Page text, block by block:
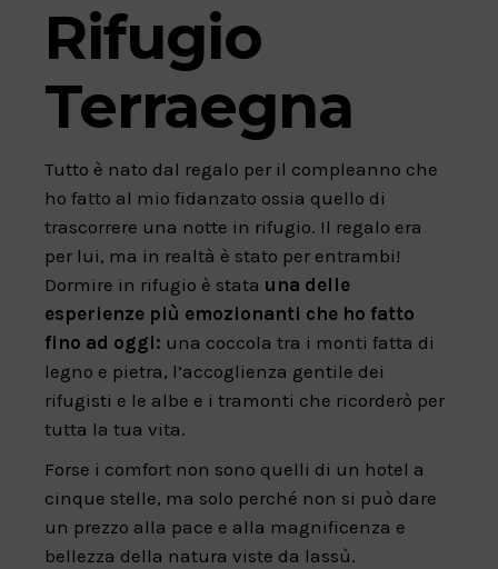
Rifugio
Terraegna
Tutto è nato dal regalo per il compleanno che
ho fatto al mio fidanzato ossia quello di
trascorrere una notte in rifugio. Il regalo era
per lui, ma in realtà è stato per entrambi!
Dormire in rifugio è stata una delle
esperienze più emozionanti che ho fatto
fino ad oggi: una coccola tra i monti fatta di
legno e pietra, l’accoglienza gentile dei
rifugisti e le albe e i tramonti che ricorderò per
tutta la tua vita.
Forse i comfort non sono quelli di un hotel a
cinque stelle, ma solo perché non si può dare
un prezzo alla pace e alla magnificenza e
bellezza della natura viste da lassù.